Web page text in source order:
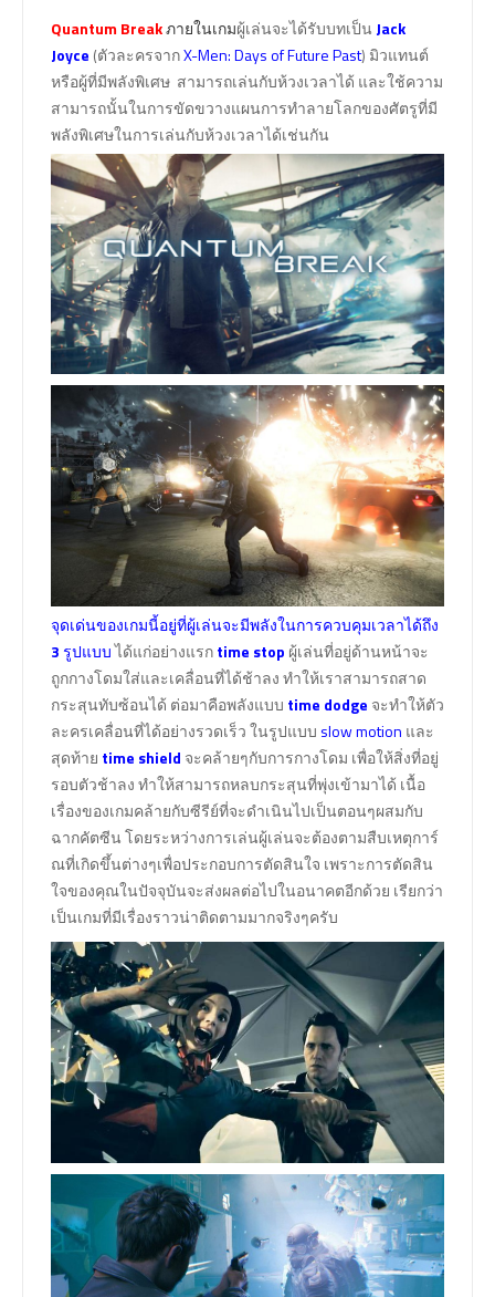
Quantum Breakภายในเกมผู้เล่นจะได้รับบทเป็น Jack
Joyce (ตัวละครจากX-Men: Days of Future Past) มิวแทนต์
หรือผู้ที่มีพลังพิเศษ สามารถเล่นกับห้วงเวลาได้ และใช้ความ
สามารถนั้นในการขัดขวางแผนการทำลายโลกของศัตรูที่มี
พลังพิเศษในการเล่นกับห้วงเวลาได้เช่นกัน
จุดเด่นของเกมนี้อยู่ที่ผู้เล่นจะมีพลังในการควบคุมเวลาได้ถึง
3รูปแบบได้แก่อย่างแรกtime stop ผู้เล่นที่อยู่ด้านหน้าจะ
ถูกกางโดมใส่และเคลื่อนที่ได้ช้าลง ทำให้เราสามารถสาด
กระสุนทับซ้อนได้ ต่อมาคือพลังแบบ time dodge จะทำให้ตัว
ละครเคลื่อนที่ได้อย่างรวดเร็ว ในรูปแบบ slow motion และ
สุดท้าย time shield จะคล้ายๆกับการกางโดม เพื่อให้สิ่งที่อยู่
รอบตัวช้าลง ทำให้สามารถหลบกระสุนที่พุ่งเข้ามาได้ เนื้อ
เรื่องของเกมคล้ายกับซีรีย์ที่จะดำเนินไปเป็นตอนๆผสมกับ
ฉากคัตซีน โดยระหว่างการเล่นผู้เล่นจะต้องตามสืบเหตุการ์
ณที่เกิดขึ้นต่างๆเพื่อประกอบการตัดสินใจ เพราะการตัดสิน
ใจของคุณในปัจจุบันจะส่งผลต่อไปในอนาคตอีกด้วย เรียกว่า
เป็นเกมที่มีเรื่องราวน่าติดตามมากจริงๆครับ